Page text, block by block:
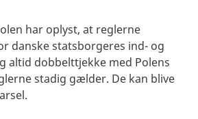
har oplyst, at reglerne
danske statsborgeres ind- og
altid dobbelttjekke med Polens
stadig gælder. De kan blive